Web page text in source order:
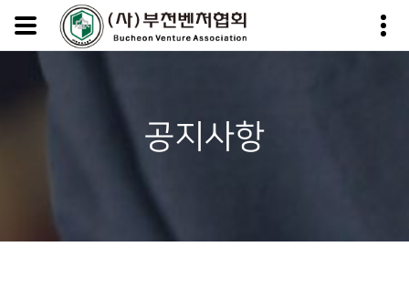
공지사항